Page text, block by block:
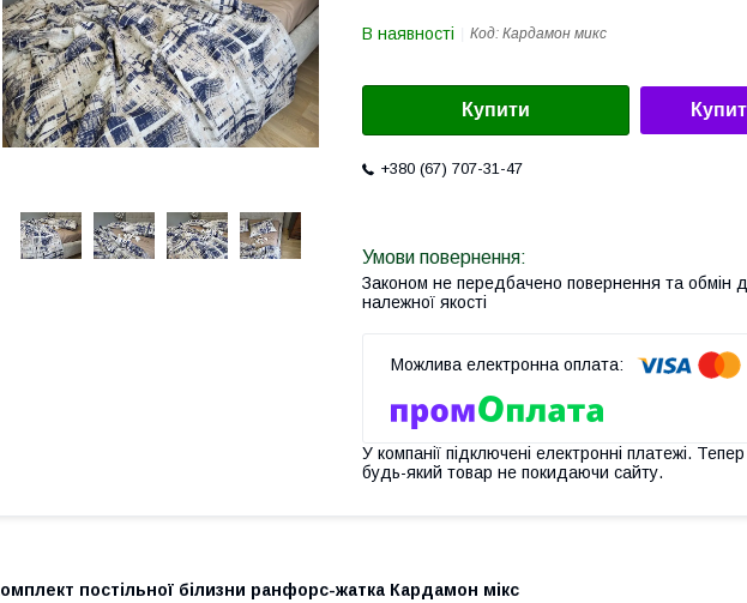
В наявності Код: Кардамон микс
Купити
+380 (67) 707-31-47
Законом не передбачено повернення та обмін
належної якості
У компанії підключені електронні платежі.
будь-який товар не покидаючи сайту.
постільної білизни ранфорс-жатка Кардамон мікс